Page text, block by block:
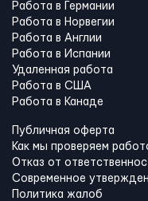
Работа в Германии
Работа в Норвегии
Работа в Англии
Работа в Испании
Удаленная работа
Работа в США
Работа в Канадe
Публичная оферта
Как мы проверяем
Отказ от
Современное
Политика жалоб